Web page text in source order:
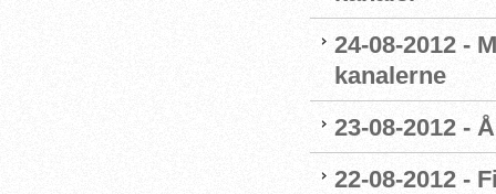
24-08-2012 -
kanalerne
23-08-2012 -
22-08-2012 -